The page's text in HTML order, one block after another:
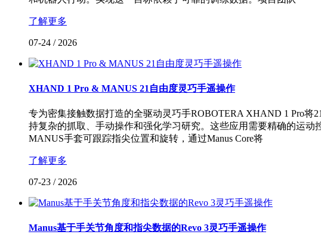
了解更多
07-24 / 2026
XHAND 1 Pro & MANUS 21自由度灵巧手遥操作
专为密集接触数据打造的全驱动灵巧手ROBOTERA XHAND 1 Pro
持复杂的抓取、手动操作和强化学习研究。这些应用需要精确的运
MANUS手套可跟踪指尖位置和旋转，通过Manus Core将
了解更多
07-23 / 2026
Manus基于手关节角度和指尖数据的Revo 3灵巧手遥操作